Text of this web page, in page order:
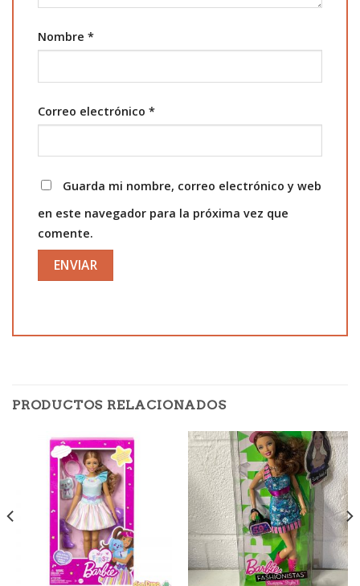
Nombre *
Correo electrónico *
Guarda mi nombre, correo electrónico y web
en este navegador para la próxima vez que
comente.
PRODUCTOS RELACIONADOS